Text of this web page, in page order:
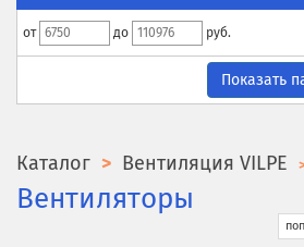
от до руб.
Toggle
Показать
Каталог Вентиляция VILPE
Вентиляторы